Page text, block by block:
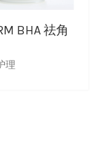
BHA 祛角
理